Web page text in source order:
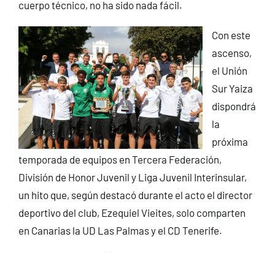
cuerpo técnico, no ha sido nada fácil.
Con este
ascenso,
el Unión
Sur Yaiza
dispondrá
la
próxima
temporada de equipos en Tercera Federación,
División de Honor Juvenil y Liga Juvenil Interinsular,
un hito que, según destacó durante el acto el director
deportivo del club, Ezequiel Vieites, solo comparten
en Canarias la UD Las Palmas y el CD Tenerife.